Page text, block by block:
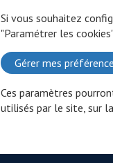
Si vous souhaitez
"Paramétrer les
Gérer mes
Ces paramètres
utilisés par le site, sur